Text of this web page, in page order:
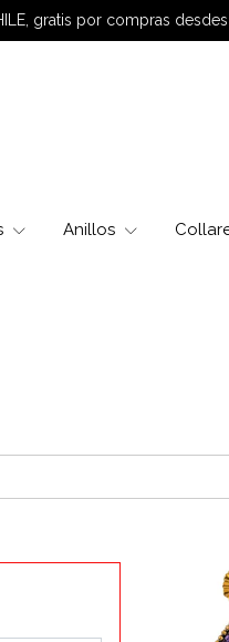
gratis por compras
Anillos